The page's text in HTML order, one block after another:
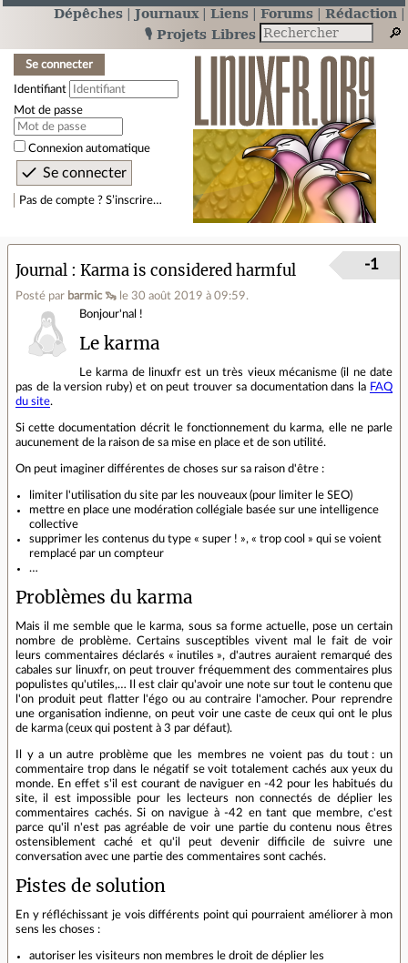
Dépêches Journaux Liens Forums
Rédaction
🎙️ Projets Libres
Se connecter
Identifiant
Mot de passe
Connexion automatique
Pas de compte ? S’inscrire…
Journal Karma is considered harmful
Posté par barmic 🦦 le 30 août 2019 à 09:59.
-1
Bonjour'nal !
Le karma
Le karma de linuxfr est un très vieux mécanisme (il ne date
pas de la version ruby) et on peut trouver sa documentation dans la FAQ
du site.
Si cette documentation décrit le fonctionnement du karma, elle ne parle
aucunement de la raison de sa mise en place et de son utilité.
On peut imaginer différentes de choses sur sa raison d'être :
limiter l'utilisation du site par les nouveaux (pour limiter le SEO)
mettre en place une modération collégiale basée sur une intelligence
collective
supprimer les contenus du type « super ! », « trop cool » qui se voient
remplacé par un compteur
…
Problèmes du karma
Mais il me semble que le karma, sous sa forme actuelle, pose un certain
nombre de problème. Certains susceptibles vivent mal le fait de voir
leurs commentaires déclarés « inutiles », d'autres auraient remarqué des
cabales sur linuxfr, on peut trouver fréquemment des commentaires plus
populistes qu'utiles,… Il est clair qu'avoir une note sur tout le contenu que
l'on produit peut flatter l'égo ou au contraire l'amocher. Pour reprendre
une organisation indienne, on peut voir une caste de ceux qui ont le plus
de karma (ceux qui postent à 3 par défaut).
Il y a un autre problème que les membres ne voient pas du tout : un
commentaire trop dans le négatif se voit totalement cachés aux yeux du
monde. En effet s'il est courant de naviguer en -42 pour les habitués du
site, il est impossible pour les lecteurs non connectés de déplier les
commentaires cachés. Si on navigue à -42 en tant que membre, c'est
parce qu'il n'est pas agréable de voir une partie du contenu nous êtres
ostensiblement caché et qu'il peut devenir difficile de suivre une
conversation avec une partie des commentaires sont cachés.
Pistes de solution
En y réfléchissant je vois différents point qui pourraient améliorer à mon
sens les choses :
autoriser les visiteurs non membres le droit de déplier les